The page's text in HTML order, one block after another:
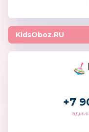
KidsOboz.RU
+7